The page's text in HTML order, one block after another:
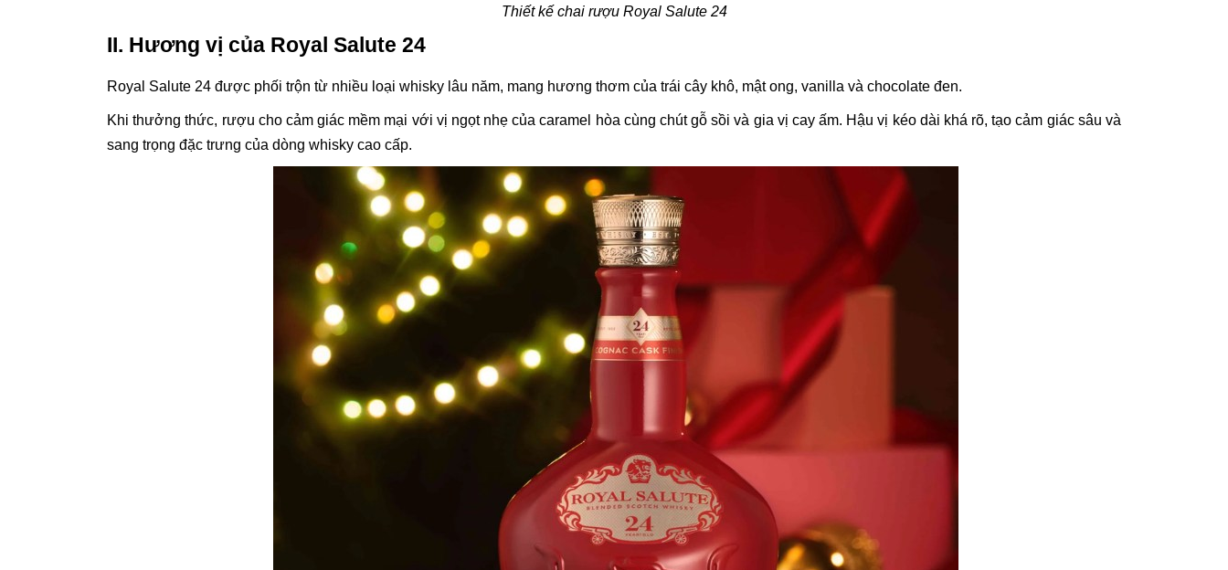
Thiết kế chai rượu Royal Salute 24
II. Hương vị của Royal Salute 24
Royal Salute 24 được phối trộn từ nhiều loại whisky lâu năm, mang hương thơm của trái cây khô, mật ong, vanilla và chocolate đen.
Khi thưởng thức, rượu cho cảm giác mềm mại với vị ngọt nhẹ của caramel hòa cùng chút gỗ sồi và gia vị cay ấm. Hậu vị kéo dài khá rõ, tạo cảm giác sâu và
sang trọng đặc trưng của dòng whisky cao cấp.